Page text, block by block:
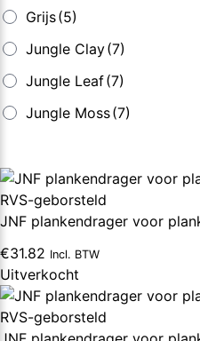
Grijs(5)
Jungle Clay(7)
Jungle Leaf(7)
Jungle Moss(7)
JNF plankendrager voor
€31.82 Incl. BTW
Uitverkocht